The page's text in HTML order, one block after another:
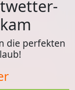
die perfekten